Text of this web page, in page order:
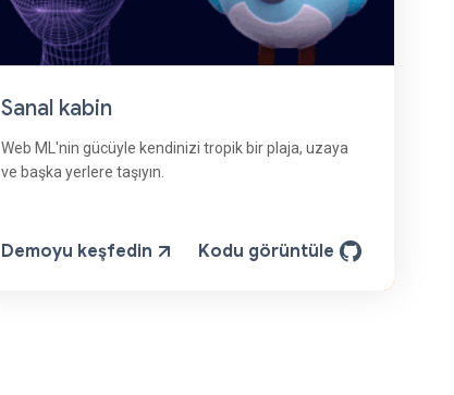
Sanal kabin
Web ML'nin gücüyle kendinizi tropik bir plaja, uzaya
ve başka yerlere taşıyın.
Demoyu keşfedin Kodu görüntüle